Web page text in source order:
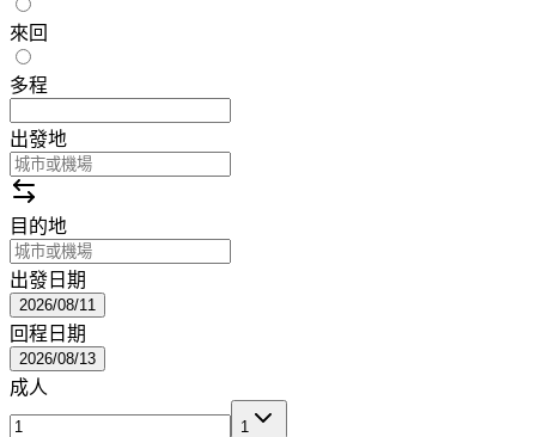
來回
多程
出發地
目的地
出發日期
2026/08/11
回程日期
2026/08/13
成人
1